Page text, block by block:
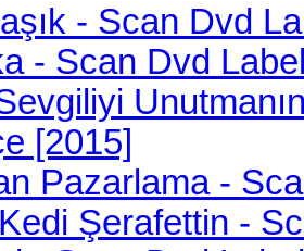
- Scan Dvd
- Scan Dvd
[2015]
Pazarlama -
Şerafettin -